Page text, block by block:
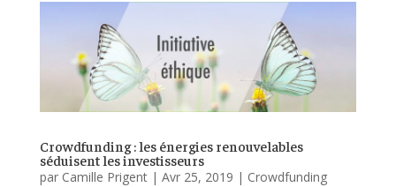
Crowdfunding : les énergies renouvelables
séduisent les investisseurs
par Camille Prigent| Avr 25, 2019 | Crowdfunding